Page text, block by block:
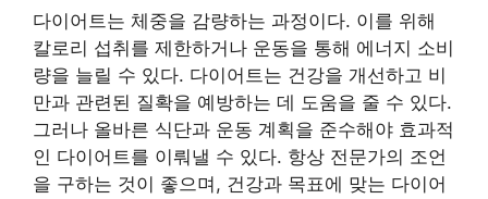
다이어트는 체중을 감량하는 과정이다. 이를 위해
칼로리 섭취를 제한하거나 운동을 통해 에너지 소비
량을 늘릴 수 있다. 다이어트는 건강을 개선하고 비
만과 관련된 질확을 예방하는 데 도움을 줄 수 있다.
그러나 올바른 식단과 운동 계획을 준수해야 효과적
인 다이어트를 이뤄낼 수 있다. 항상 전문가의 조언
을 구하는 것이 좋으며, 건강과 목표에 맞는 다이어